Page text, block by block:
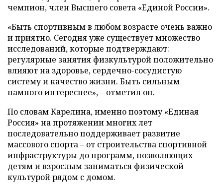
чемпион, член Высшего совета «Единой России».
«Быть спортивным в любом возрасте очень важно
и приятно. Сегодня уже существует множество
исследований, которые подтверждают:
регулярные занятия физкультурой положительно
влияют на здоровье, сердечно-сосудистую
систему и качество жизни. Быть сильным
намного интереснее», – отметил он.
По словам Карелина, именно поэтому «Единая
Россия» на протяжении многих лет
последовательно поддерживает развитие
массового спорта – от строительства спортивной
инфраструктуры до программ, позволяющих
детям и взрослым заниматься физической
культурой рядом с домом.